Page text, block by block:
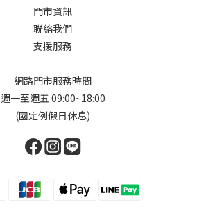
門市資訊
聯絡我們
支援服務
網路門市服務時間
週一至週五 09:00~18:00
(國定例假日休息)